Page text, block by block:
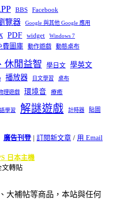
BBS Facebook
覽器 Google 與其他 Google 應用
PDF widget Windows 7
費圖庫 動作遊戲 動態桌布
休閒益智 學日文 學英文
播放器 日文學習 桌布
理遊戲 環境音 療癒
學習 解謎遊戲 計時器
貼圖
廣告刊登| 訂閱新文章 / 用 Email
日本主機
文轉貼
大補帖等商品，本站與任何